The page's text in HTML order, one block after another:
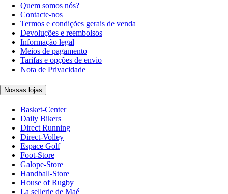
Quem somos nós?
Contacte-nos
Termos e condições gerais de venda
Devoluções e reembolsos
Informação legal
Meios de pagamento
Tarifas e opções de envio
Nota de Privacidade
Nossas lojas
Basket-Center
Daily Bikers
Direct Running
Direct-Volley
Espace Golf
Foot-Store
Galope-Store
Handball-Store
House of Rugby
La sellerie de Maé